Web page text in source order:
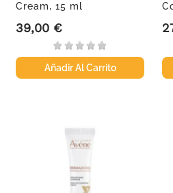
Cream, 15 ml
Precio
39,00 €
Añadir Al Carrito